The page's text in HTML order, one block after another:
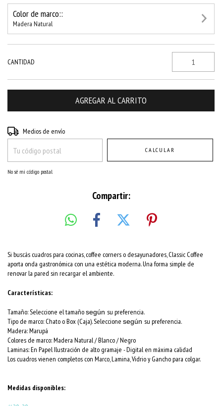
Color de marco::
Madera Natural
CANTIDAD
Entregas para el CP:
Medios de envío
CALCULAR
No sé mi código postal
Compartir:
Si buscás cuadros para cocinas, coffee corners o desayunadores, Classic Coffee
aporta onda gastronómica con una estética moderna. Una forma simple de
renovar la pared sin recargar el ambiente.
Características:
Tamaño: Seleccione el tamañosegún su preferencia.
Tipo de marco: Chato o Box (Caja). Seleccione según su preferencia.
Madera: Marupá
Colores de marco:Madera Natural / Blanco / Negro
Laminas: En Papel Ilustración de alto gramaje - Digital en máxima calidad
Los cuadros vienen completos con Marco, Lamina, Vidrio y Gancho para colgar.
Medidas disponibles: